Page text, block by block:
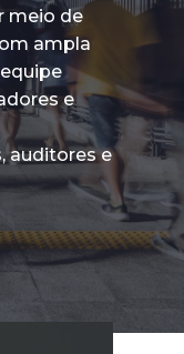
meio de
ampla
e
auditores e